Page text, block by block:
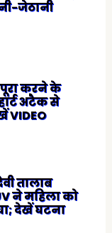
जेठानी
करने के
अटैक से
VIDEO
तालाब
ने महिला को
देखें घटना